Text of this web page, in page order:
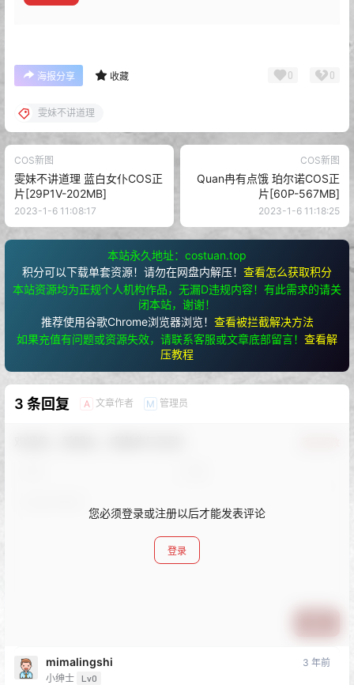
海报分享 收藏 0 0
雯妹不讲道理
COS新图
雯妹不讲道理 蓝白女仆COS正
片[29P1V-202MB]
2023-1-6 11:08:17
COS新图
Quan冉有点饿 珀尔诺COS正
片[60P-567MB]
2023-1-6 11:18:25
本站永久地址：costuan.top
积分可以下载单套资源！请勿在网盘内解压！ 查看怎么获取积分
本站资源均为正规个人机构作品，无漏D违规内容！有此需求的请关
闭本站，谢谢！
推荐使用谷歌Chrome浏览器浏览！ 查看被拦截解决方法
如果充值有问题或资源失效，请联系客服或文章底部留言！ 查看解
压教程
3 条回复 A 文章作者 M 管理员
您必须登录或注册以后才能发表评论
登录
mimalingshi
小绅士 Lv0
3 年前